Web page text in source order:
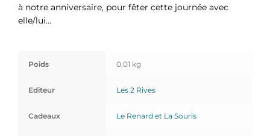
à notre anniversaire, pour fêter cette journée avec
elle/lui…
Poids 0,01 kg
Editeur Les 2 Rives
Cadeaux Le Renard et La Souris